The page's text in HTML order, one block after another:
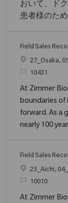
おいて、ド
患者様のた
Field Sales
Location
27_Osaka,
ReqId10431
At Zimmer
boundaries of
forward. As a
nearly 100
Field Sales
Location
23_Aichi,
ReqId10010
At Zimmer